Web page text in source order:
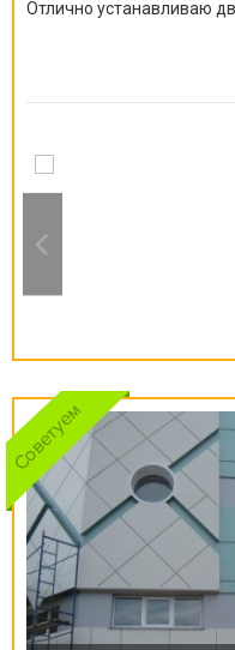
Отлично устанавливаю